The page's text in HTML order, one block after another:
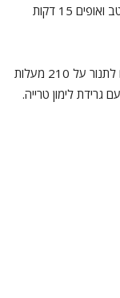
בצל ירוק, תרד וארטישוקים. מתבלים, מערבבים היטב ואופים 15 דקות
מוציאים, מכסים בשכבת גבינות ומחזירים לתנור על 210 מעלות